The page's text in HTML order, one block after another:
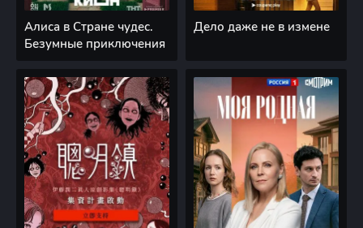
Алиса в Стране чудес.
Безумные приключения
Дело даже не в измене